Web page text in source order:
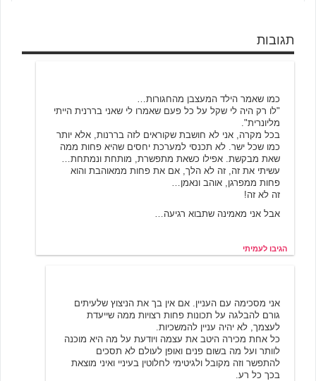
תגובות
כמו שאמר הילד המעצבן מהחגורות…
"לו רק היה לי שקל על כל פעם שאמרו לי שאני בררנית הייתי
מליונרית".
בכל מקרה, אני לא חושבת שקוראים לזה בררנות, אלא יותר
כמו שכל ישר. לא תכנסי למערכת יחסים שהיא פחות ממה
שאת מבקשת. אפילו כשאת מתפשרת, מותחת ונמתחת…
עשיתי את זה, זה לא הלך, אם את פחות ממאוהבת והוא
פחות ממפרגן, אוהב ונאמן…
זה לא זה!
אבל אני מאמינה שתבוא רגיעה…
הגיבו לעמיתי
אני מסכימה עם העניין. אם אין בך את הניצוץ שלעיתים
גורם להבלגה על תכונות פחות רצויות ממה שייעדת
לעצמך, לא יהיה עניין להמשכיות.
כל אחת מכירה היטב את עצמה ויודעת על מה היא מוכנה
לוותר ועל מה בשום פנים ואופן לעולם לא תסכים
להתפשר וזה מקובל ולגיטימי לחלוטין בעיניי ואיני מוצאת
בכך כל רע.